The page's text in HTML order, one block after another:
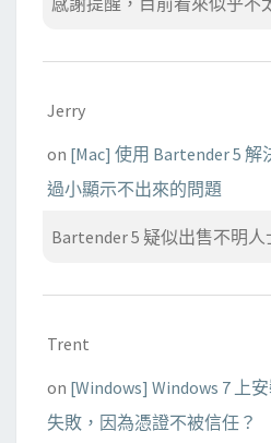
Jerry
on [Mac] 使用 Bartender 5 解
過小顯示不出來的問題
Bartender 5 疑似出售不明人
Trent
on [Windows] Windows 7 上
失敗，因為憑證不被信任？